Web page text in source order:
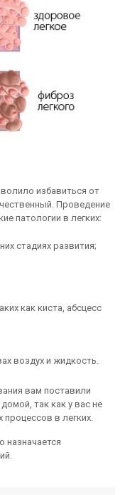
избавиться от
Проведение
патологии в легких:
стадиях развития;
как киста, абсцесс
воздух и жидкость.
вам поставили
так как у вас не
процессов в легких.
назначается